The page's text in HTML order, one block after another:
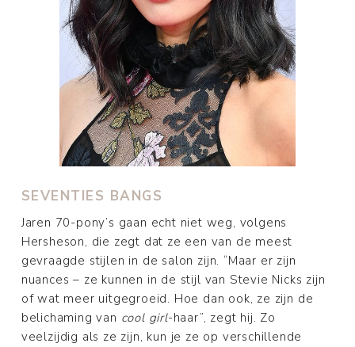
SEVENTIES BANGS
Jaren 70-pony’s gaan echt niet weg, volgens
Hersheson, die zegt dat ze een van de meest
gevraagde stijlen in de salon zijn. “Maar er zijn
nuances – ze kunnen in de stijl van Stevie Nicks zijn
of wat meer uitgegroeid. Hoe dan ook, ze zijn de
belichaming van cool girl-haar”, zegt hij. Zo
veelzijdig als ze zijn, kun je ze op verschillende